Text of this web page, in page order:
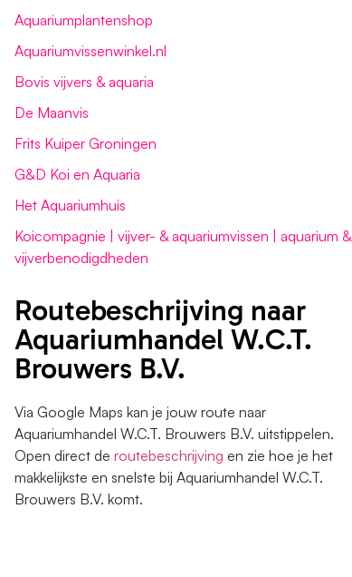
Aquariumplantenshop
Aquariumvissenwinkel.nl
Bovis vijvers & aquaria
De Maanvis
Frits Kuiper Groningen
G&D Koi en Aquaria
Het Aquariumhuis
Koicompagnie | vijver- & aquariumvissen | aquarium &
vijverbenodigdheden
Routebeschrijving naar
Aquariumhandel W.C.T.
Brouwers B.V.
Via Google Maps kan je jouw route naar
Aquariumhandel W.C.T. Brouwers B.V. uitstippelen.
Open direct de routebeschrijving en zie hoe je het
makkelijkste en snelste bij Aquariumhandel W.C.T.
Brouwers B.V. komt.